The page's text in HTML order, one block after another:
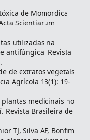
de Momordica
Scientiarum
utilizadas na
antifúngica. Revista
de extratos vegetais
Agrícola 13(1): 19-
plantas medicinais no
Revista Brasileira de
TJ, Silva AF, Bonfim